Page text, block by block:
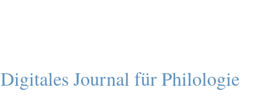
Digitales Journal für Philologie